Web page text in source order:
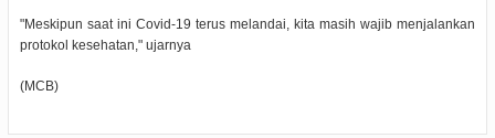
"Meskipun saat ini Covid-19 terus melandai, kita masih wajib menjalankan
protokol kesehatan," ujarnya
(MCB)